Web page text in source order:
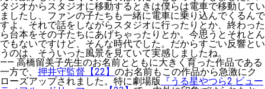
タジオからスタジオに移動するときは僕らは電車で移動してい
ましたし、ファンの子たちも一緒に電車に乗り込んでくるんで
すよ。それで話をしながらスタジオに行ったりとか、終わった
ら台本をその子たちにあげちゃったりとか。今思うとそれとん
でもないですけど、そんな時代でした。だからすごい反響とい
うのは、そういった風景を見ていて実感しましたね。
—— 高橋留美子先生のお名前とともに大きく育った作品である
一方で、 押井守監督【22】 のお名前もこの作品から急激にク
ローズアップされました。特に劇場版 『うる星やつら2 ビュー